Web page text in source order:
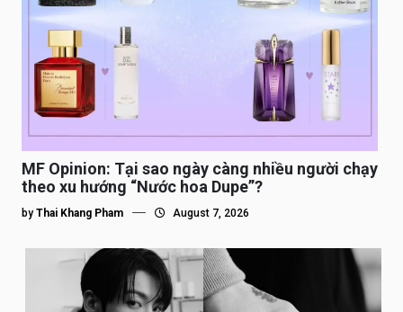
MF Opinion: Tại sao ngày càng nhiều người chạy
theo xu hướng “Nước hoa Dupe”?
by Thai Khang Pham August 7, 2026